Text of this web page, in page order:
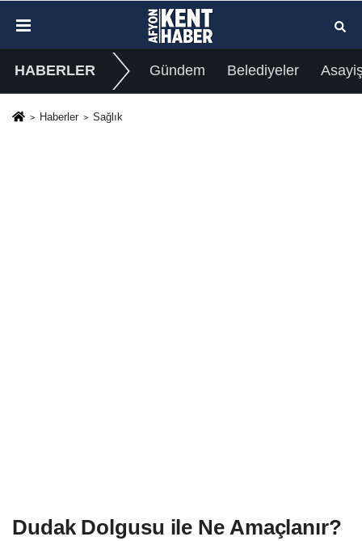
HABERLER Gündem Belediyeler
Haberler Sağlık
Dudak Dolgusu ile Ne Amaçlanır?